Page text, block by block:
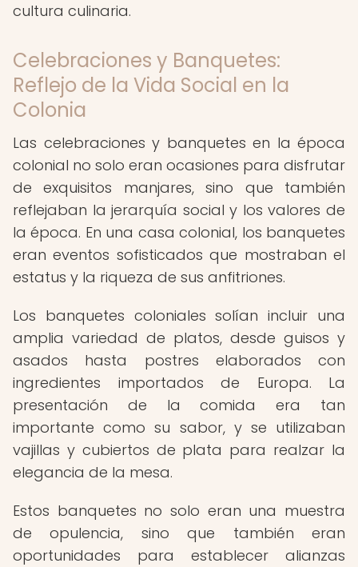
cultura culinaria.
Celebraciones y Banquetes:
Reflejo de la Vida Social en la
Colonia
Las celebraciones y banquetes en la época
colonial no solo eran ocasiones para disfrutar
de exquisitos manjares, sino que también
reflejaban la jerarquía social y los valores de
la época. En una casa colonial, los banquetes
eran eventos sofisticados que mostraban el
estatus y la riqueza de sus anfitriones.
Los banquetes coloniales solían incluir una
amplia variedad de platos, desde guisos y
asados hasta postres elaborados con
ingredientes importados de Europa. La
presentación de la comida era tan
importante como su sabor, y se utilizaban
vajillas y cubiertos de plata para realzar la
elegancia de la mesa.
Estos banquetes no solo eran una muestra
de opulencia, sino que también eran
oportunidades para establecer alianzas